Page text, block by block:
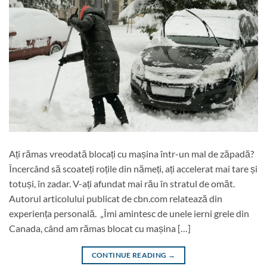
Ați rămas vreodată blocați cu mașina într-un mal de zăpadă?
Încercând să scoateți roțile din nămeți, ați accelerat mai tare și
totuși, în zadar. V-ați afundat mai rău în stratul de omăt.
Autorul articolului publicat de cbn.com relatează din
experiența personală. „Îmi amintesc de unele ierni grele din
Canada, când am rămas blocat cu mașina […]
CONTINUE READING →